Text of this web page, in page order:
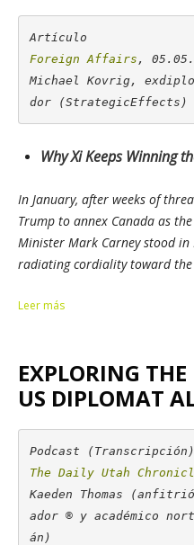
Foreign Affairs ,
Michael Kovrig,
dor (StrategicEffects )
Why Xi Keeps Winning
In January, after weeks of
Trump to annex Canada as
Minister Mark Carney stood in
radiating cordiality toward the
Leer más
EXPLORING
US DIPLOMAT
The Daily Utah
Kaeden Thomas
ador ® y académico
án)